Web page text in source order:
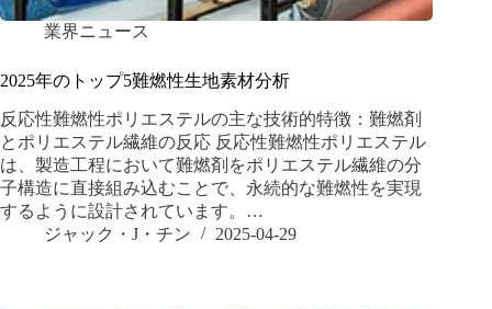
業界ニュース
2025年のトップ5難燃性生地素材分析
反応性難燃性ポリエステルの主な技術的特徴：難燃剤
とポリエステル繊維の反応 反応性難燃性ポリエステル
は、製造工程において難燃剤をポリエステル繊維の分
子構造に直接組み込むことで、永続的な難燃性を実現
するように設計されています。…
ジャック・J・チン
2025-04-29